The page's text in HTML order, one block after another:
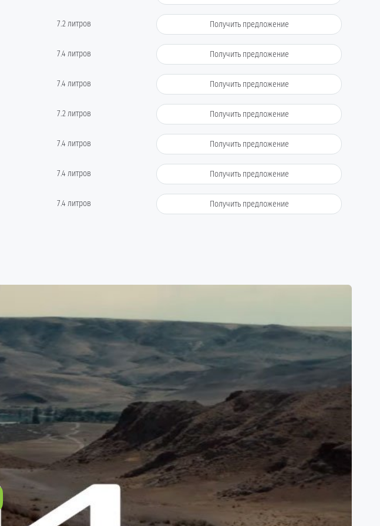
7.2 литров Получить предложение
7.4 литров Получить предложение
7.4 литров Получить предложение
7.2 литров Получить предложение
7.4 литров Получить предложение
7.4 литров Получить предложение
7.4 литров Получить предложение